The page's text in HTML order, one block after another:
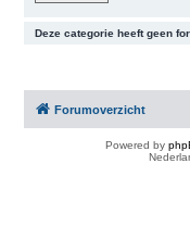
Deze categorie heeft geen
Forumoverzicht
Powered by